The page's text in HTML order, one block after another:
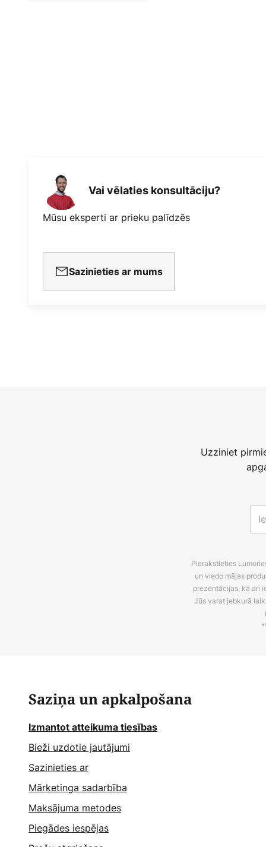
Vai vēlaties konsultāciju?
Mūsu eksperti ar prieku palīdzēs
Sazinieties ar mums
Uzziniet
Pierakstieties
un viedo mājas
prezentācijas, kā arī
Jūs varat jebkurā
Saziņa un apkalpošana
Izmantot atteikuma tiesības
Bieži uzdotie jautājumi
Sazinieties ar
Mārketinga sadarbība
Maksājuma metodes
Piegādes iespējas